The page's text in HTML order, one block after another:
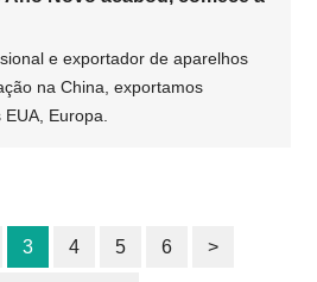
e exportador de aparelhos
na China, exportamos
Europa.
3 4 5 6 >